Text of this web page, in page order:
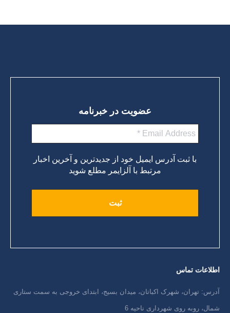
عضویت در خبرنامه
با ثبت آدرس ایمیل خود از جدیدترین و آخرین اخبار
مرتبط با آلزایمر مطلع شوید
اطلاعات تماس
آدرس: تهران، شهرک اکباتان، میدان بسیج، ابتدای خروجی به سمت ستاری
شمال، روبه روی شهرداری ناحیه 6